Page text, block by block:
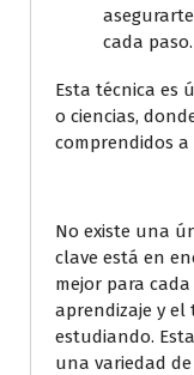
cada paso.
Esta técnica es
o ciencias,
comprendidos a
No existe una
clave está en
mejor para
aprendizaje y el
estudiando.
una variedad